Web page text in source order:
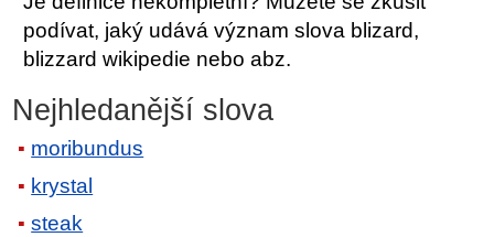
podívat, jaký udává význam slova blizard,
blizzard wikipedie nebo abz.
Nejhledanější slova
moribundus
krystal
steak